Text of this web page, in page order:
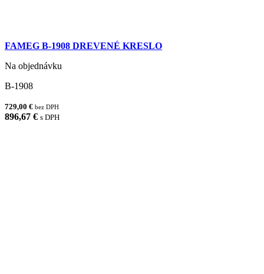
FAMEG B-1908 DREVENÉ KRESLO
Na objednávku
B-1908
729,00 € bez DPH
896,67 € s DPH